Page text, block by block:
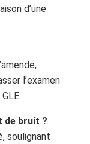
d’une
l’examen
de bruit ?
soulignant